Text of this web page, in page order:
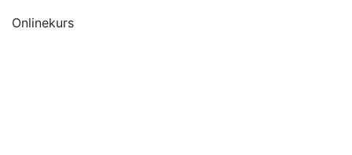
Onlinekurs